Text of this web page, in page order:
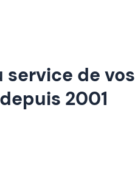
de vos
2001